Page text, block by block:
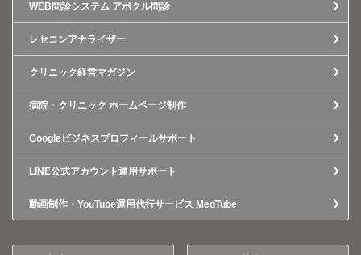
WEB問診システム アポクル問診
レセコンアナライザー
クリニック経営マガジン
病院・クリニック ホームページ制作
Googleビジネスプロフィールサポート
LINE公式アカウント運用サポート
動画制作・YouTube運用代行サービス MedTube